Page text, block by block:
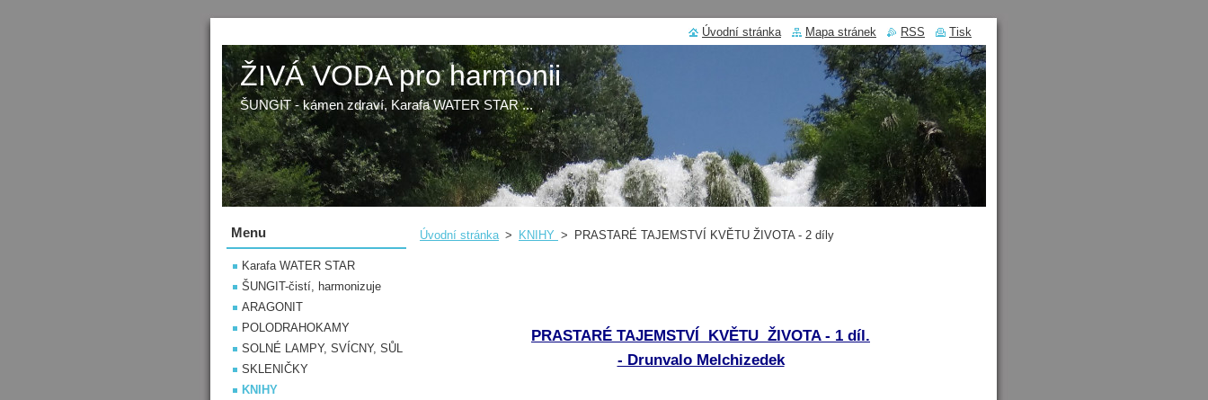
ŽIVÁ VODA pro harmonii
ŠUNGIT - kámen zdraví, Karafa WATER STAR ...
Úvodní stránka > KNIHY > PRASTARÉ TAJEMSTVÍ KVĚTU ŽIVOTA - 2 díly
PRASTARÉ TAJEMSTVÍ KVĚTU ŽIVOTA - 1 díl.
- Drunvalo Melchizedek
Menu
Karafa WATER STAR
ŠUNGIT-čistí, harmonizuje
ARAGONIT
POLODRAHOKAMY
SOLNÉ LAMPY, SVÍCNY, SŮL
SKLENIČKY
KNIHY
Úvodní stránka Mapa stránek RSS Tisk